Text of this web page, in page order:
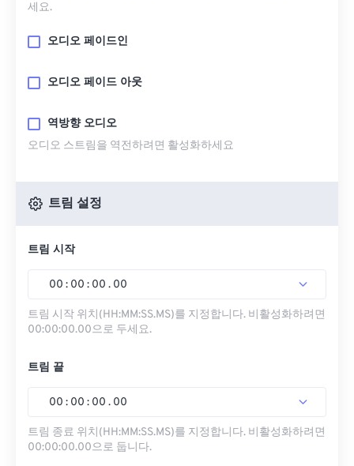
세요.
오디오 페이드인
오디오 페이드 아웃
역방향 오디오
오디오 스트림을 역전하려면 활성화하세요
트림 설정
트림 시작
00 : 00 : 00 . 00
트림 시작 위치(HH:MM:SS.MS)를 지정합니다. 비활성화하려면
00:00:00.00으로 두세요.
트림 끝
00 : 00 : 00 . 00
트림 종료 위치(HH:MM:SS.MS)를 지정합니다. 비활성화하려면
00:00:00.00으로 둡니다.